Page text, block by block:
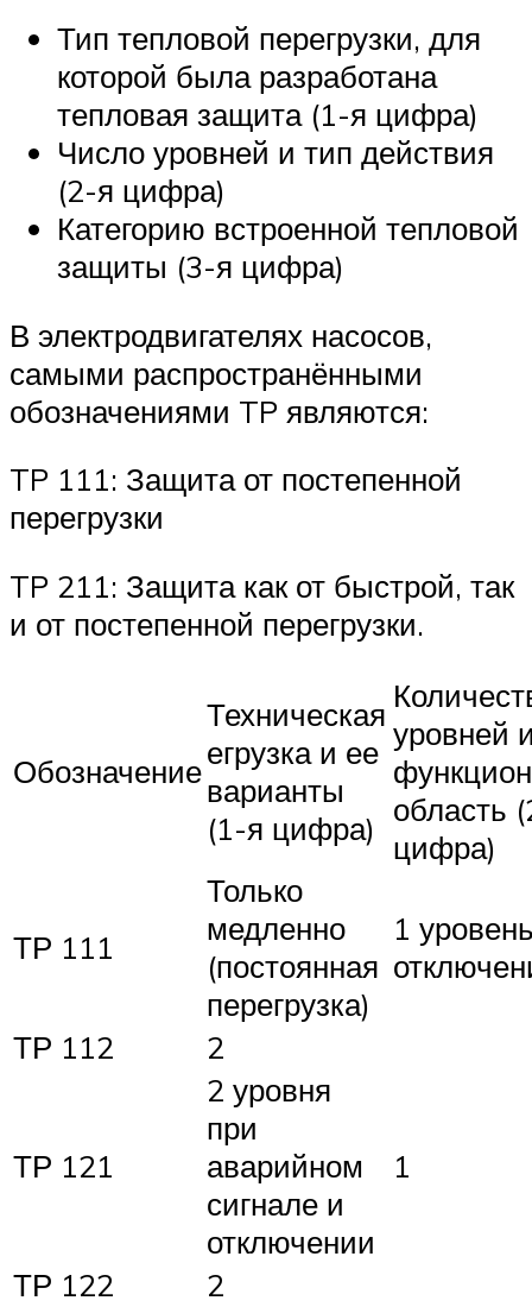
Тип тепловой перегрузки, для
которой была разработана
тепловая защита (1-я цифра)
Число уровней и тип действия
(2-я цифра)
Категорию встроенной тепловой
защиты (3-я цифра)
В электродвигателях насосов,
самыми распространёнными
обозначениями TP являются:
TP 111: Защита от постепенной
перегрузки
TP 211: Защита как от быстрой, так
и от постепенной перегрузки.
Обозначение
Техническая
егрузка и ее
варианты
(1-я цифра)
уровней
область
цифра)
ТР 111
Только
медленно
(постоянная
перегрузка)
1
ТР 112 2
ТР 121
2 уровня
при
аварийном
сигнале и
отключении
1
ТР 122 2